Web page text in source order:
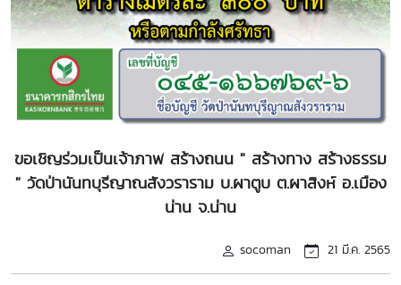
ขอเชิญร่วมเป็นเจ้าภาพ สร้างถนน " สร้างทาง สร้างธรรม
" วัดป่านันทบุรีญาณสังวราราม บ.ผาตูบ ต.ผาสิงห์ อ.เมือง
น่าน จ.น่าน
socoman 21 มี.ค. 2565